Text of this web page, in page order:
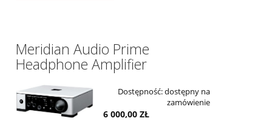
Meridian Audio Prime
Headphone Amplifier
Dostępność:dostępny na
zamówienie
6 000,00 ZŁ